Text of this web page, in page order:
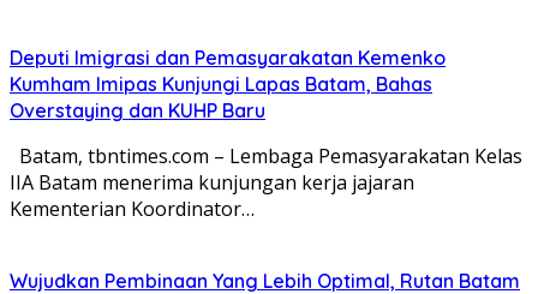
Deputi Imigrasi dan Pemasyarakatan Kemenko
Kumham Imipas Kunjungi Lapas Batam, Bahas
Overstaying dan KUHP Baru
Batam, tbntimes.com – Lembaga Pemasyarakatan Kelas
IIA Batam menerima kunjungan kerja jajaran
Kementerian Koordinator…
Wujudkan Pembinaan Yang Lebih Optimal, Rutan Batam